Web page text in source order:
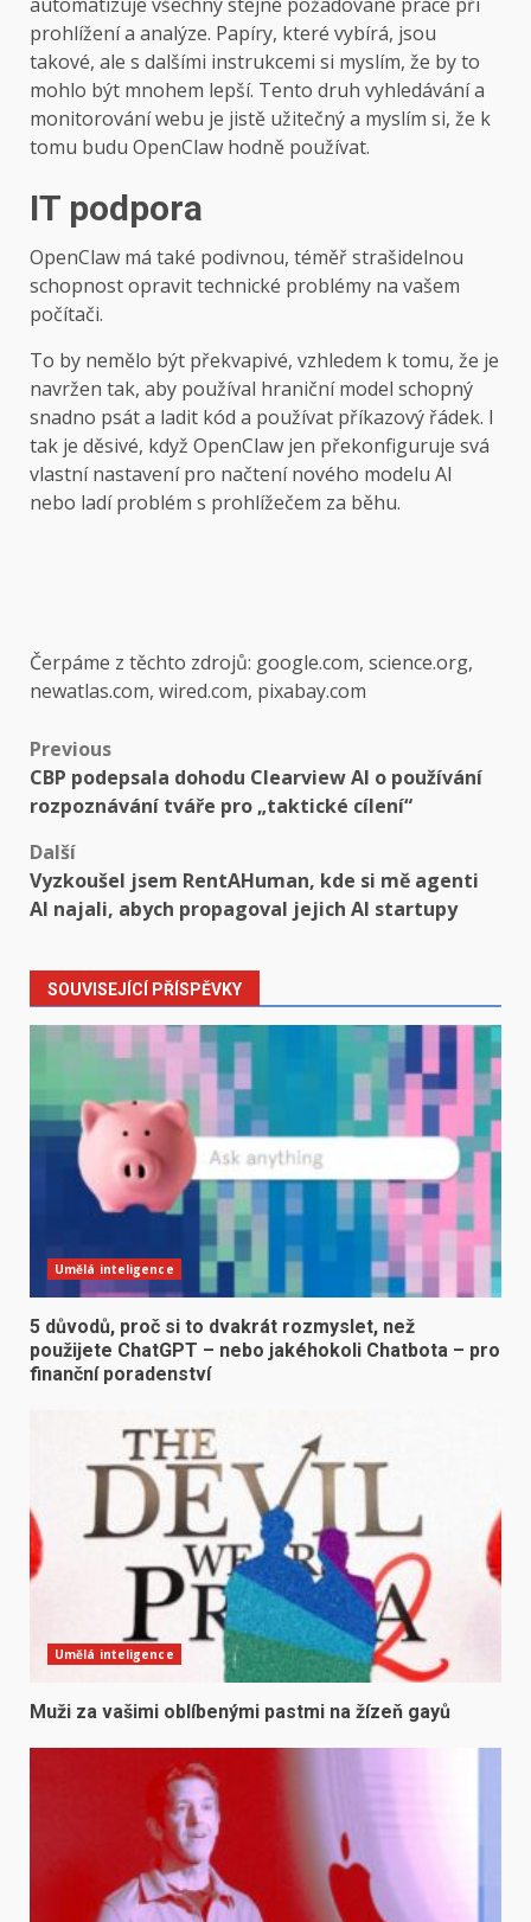
prohlížení a analýze. Papíry, které vybírá, jsou
takové, ale s dalšími instrukcemi si myslím, že by to
mohlo být mnohem lepší. Tento druh vyhledávání a
monitorování webu je jistě užitečný a myslím si, že k
tomu budu OpenClaw hodně používat.
IT podpora
OpenClaw má také podivnou, téměř strašidelnou
schopnost opravit technické problémy na vašem
počítači.
To by nemělo být překvapivé, vzhledem k tomu, že je
navržen tak, aby používal hraniční model schopný
snadno psát a ladit kód a používat příkazový řádek. I
tak je děsivé, když OpenClaw jen překonfiguruje svá
vlastní nastavení pro načtení nového modelu AI
nebo ladí problém s prohlížečem za běhu.
Čerpáme z těchto zdrojů: google.com, science.org,
newatlas.com, wired.com, pixabay.com
Post
navigation
Previous
CBP podepsala dohodu Clearview AI o používání
rozpoznávání tváře pro „taktické cílení“
Další
Vyzkoušel jsem RentAHuman, kde si mě agenti
AI najali, abych propagoval jejich AI startupy
SOUVISEJÍCÍ PŘÍSPĚVKY
Umělá inteligence
5 důvodů, proč si to dvakrát rozmyslet, než
použijete ChatGPT – nebo jakéhokoli Chatbota – pro
finanční poradenství
Umělá inteligence
Muži za vašimi oblíbenými pastmi na žízeň gayů